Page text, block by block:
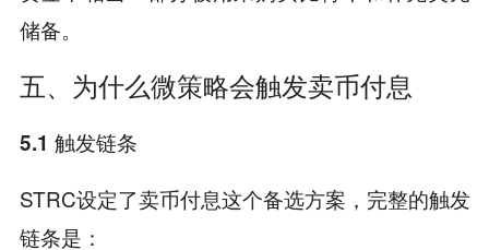
储备。
五、为什么微策略会触发卖币付息
5.1 触发链条
STRC设定了卖币付息这个备选方案，完整的触发
链条是：